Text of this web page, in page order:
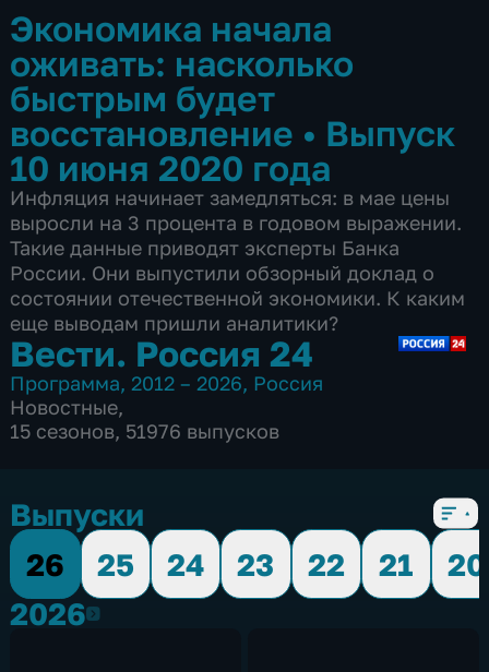
Экономика начала
оживать: насколько
быстрым будет
восстановление • Выпуск
10 июня 2020 года
Инфляция начинает замедляться: в мае цены
выросли на 3 процента в годовом выражении.
Такие данные приводят эксперты Банка
России. Они выпустили обзорный доклад о
состоянии отечественной экономики. К каким
еще выводам пришли аналитики?
Вести. Россия 24
Программа, 2012 – 2026, Россия
Новостные,
15 сезонов, 51976 выпусков
Выпуски
26
25 24 23 22 21
20
20262026